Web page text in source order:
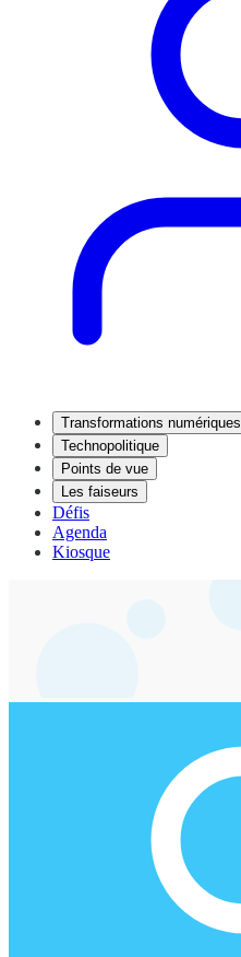
Transformations numériques
Technopolitique
Points de vue
Les faiseurs
Défis
Agenda
Kiosque